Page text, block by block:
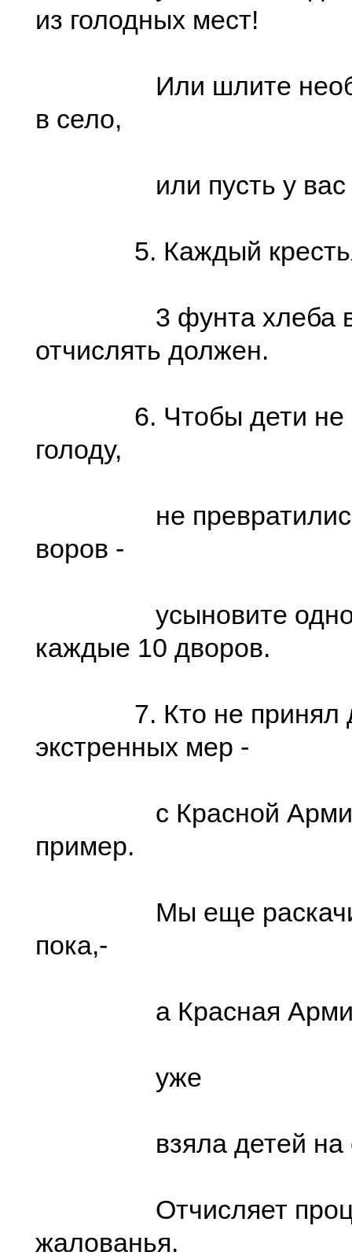
из голодных мест!
Или шлите
в село,
или пусть у вас
5. Каждый
3 фунта хлеба в
отчислять должен.
6. Чтобы дети не
голоду,
не превратились
воров -
усыновите
каждые 10 дворов.
7. Кто не принял
экстренных мер -
с Красной Армии
пример.
Мы еще
пока,-
а Красная
уже
взяла детей на
Отчисляет
жалованья.